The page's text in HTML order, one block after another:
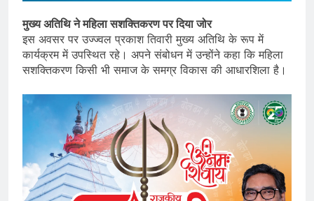
मुख्य अतिथि ने महिला सशक्तिकरण पर दिया जोर
इस अवसर पर उज्ज्वल प्रकाश तिवारी मुख्य अतिथि के रूप में
कार्यक्रम में उपस्थित रहे। अपने संबोधन में उन्होंने कहा कि महिला
सशक्तिकरण किसी भी समाज के समग्र विकास की आधारशिला है।